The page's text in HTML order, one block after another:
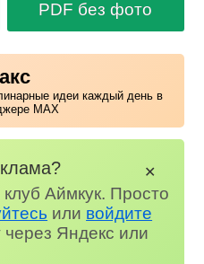
PDF без фото
идеи каждый день в
MAX
клуб Аймкук. Просто
или войдите
Яндекс или
✕